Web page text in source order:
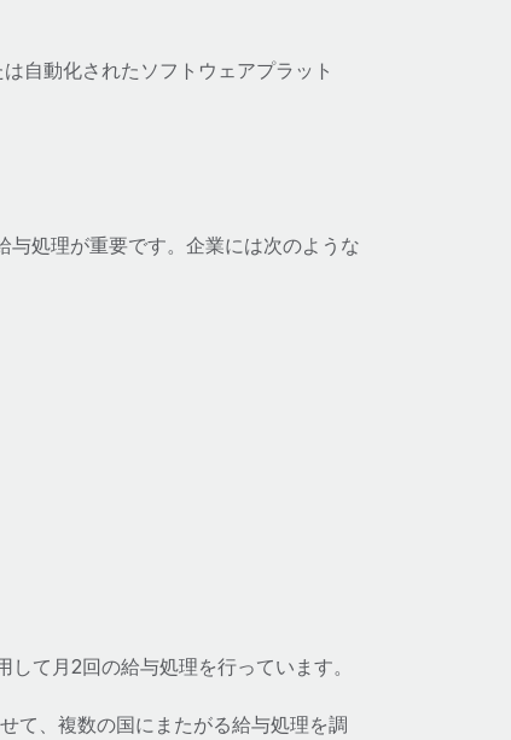
自動化されたソフトウェアプラット
処理が重要です。企業には次のような
て月2回の給与処理を行っています。
て、複数の国にまたがる給与処理を調